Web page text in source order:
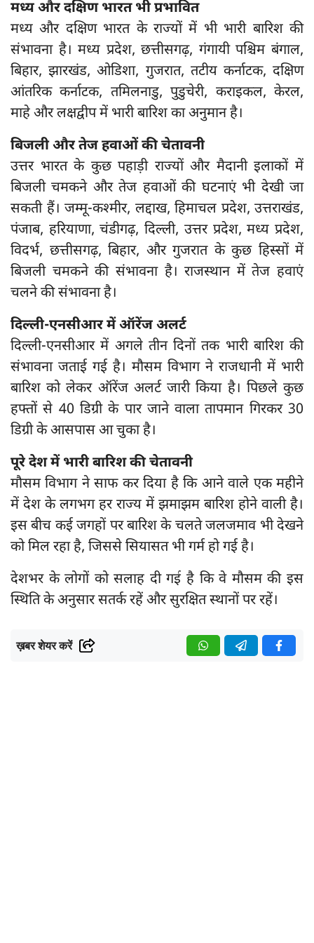
मध्य और दक्षिण भारत भी प्रभावित
मध्य और दक्षिण भारत के राज्यों में भी भारी बारिश की
संभावना है। मध्य प्रदेश, छत्तीसगढ़, गंगायी पश्चिम बंगाल,
बिहार, झारखंड, ओडिशा, गुजरात, तटीय कर्नाटक, दक्षिण
आंतरिक कर्नाटक, तमिलनाडु, पुडुचेरी, कराइकल, केरल,
माहे और लक्षद्वीप में भारी बारिश का अनुमान है।
बिजली और तेज हवाओं की चेतावनी
उत्तर भारत के कुछ पहाड़ी राज्यों और मैदानी इलाकों में
बिजली चमकने और तेज हवाओं की घटनाएं भी देखी जा
सकती हैं। जम्मू-कश्मीर, लद्दाख, हिमाचल प्रदेश, उत्तराखंड,
पंजाब, हरियाणा, चंडीगढ़, दिल्ली, उत्तर प्रदेश, मध्य प्रदेश,
विदर्भ, छत्तीसगढ़, बिहार, और गुजरात के कुछ हिस्सों में
बिजली चमकने की संभावना है। राजस्थान में तेज हवाएं
चलने की संभावना है।
दिल्ली-एनसीआर में ऑरेंज अलर्ट
दिल्ली-एनसीआर में अगले तीन दिनों तक भारी बारिश की
संभावना जताई गई है। मौसम विभाग ने राजधानी में भारी
बारिश को लेकर ऑरेंज अलर्ट जारी किया है। पिछले कुछ
हफ्तों से 40 डिग्री के पार जाने वाला तापमान गिरकर 30
डिग्री के आसपास आ चुका है।
पूरे देश में भारी बारिश की चेतावनी
मौसम विभाग ने साफ कर दिया है कि आने वाले एक महीने
में देश के लगभग हर राज्य में झमाझम बारिश होने वाली है।
इस बीच कई जगहों पर बारिश के चलते जलजमाव भी देखने
को मिल रहा है, जिससे सियासत भी गर्म हो गई है।
देशभर के लोगों को सलाह दी गई है कि वे मौसम की इस
स्थिति के अनुसार सतर्क रहें और सुरक्षित स्थानों पर रहें।
ख़बर शेयर करें